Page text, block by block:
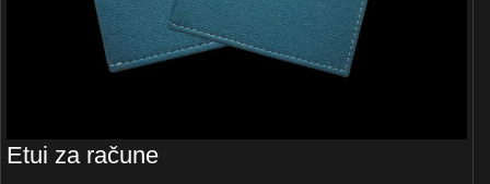
Etui za račune